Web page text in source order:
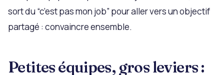
sort du “c’est pas mon job” pour aller vers un objectif
partagé : convaincre ensemble.
Petites équipes, gros leviers :